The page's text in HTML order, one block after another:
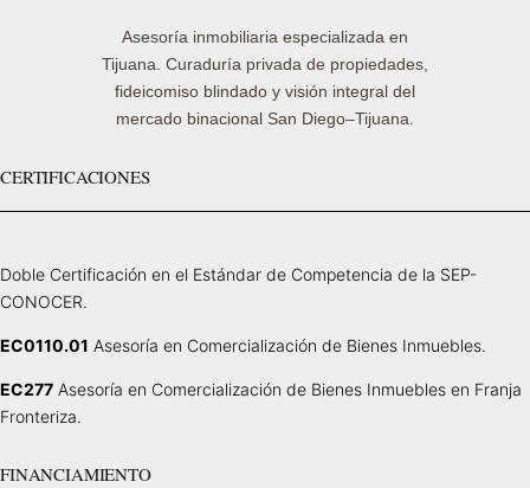
Asesoría inmobiliaria especializada en
Tijuana. Curaduría privada de propiedades,
fideicomiso blindado y visión integral del
mercado binacional San Diego–Tijuana.
CERTIFICACIONES
Doble Certificación en el Estándar de Competencia de la SEP-
CONOCER.
EC0110.01 Asesoría en Comercialización de Bienes Inmuebles.
EC277 Asesoría en Comercialización de Bienes Inmuebles en Franja
Fronteriza.
FINANCIAMIENTO